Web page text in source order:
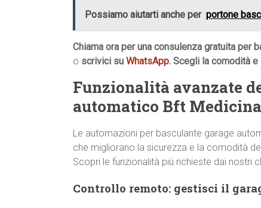
Possiamo aiutarti anche per portone
Chiama ora per una consulenza gratuita per
o scrivici su WhatsApp. Scegli la comodità e
Funzionalità avanzate
automatico Bft Medicina
Le automazioni per basculante garage
che migliorano la sicurezza e la comodità
Scopri le funzionalità più richieste dai nostri
Controllo remoto: gestisci il